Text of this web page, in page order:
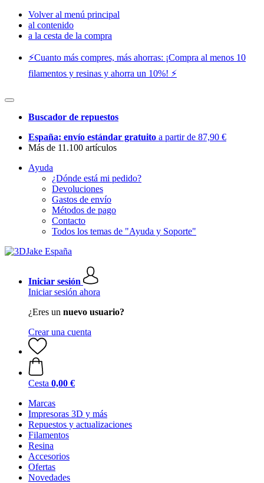
Volver al menú principal
al contenido
a la cesta de la compra
⚡️Cuanto más compres, más ahorras: ¡Compra al menos 10
filamentos y resinas y ahorra un 10%! ⚡️
Buscador de repuestos
España: envío estándar gratuito a partir de 87,90 €
Más de 11.100 artículos
Ayuda
¿Dónde está mi pedido?
Devoluciones
Gastos de envío
Métodos de pago
Contacto
Todos los temas de "Ayuda y Soporte"
Iniciar sesión
Iniciar sesión ahora
¿Eres un nuevo usuario?
Crear una cuenta
Cesta 0,00 €
Marcas
Impresoras 3D y más
Repuestos y actualizaciones
Filamentos
Resina
Accesorios
Ofertas
Novedades